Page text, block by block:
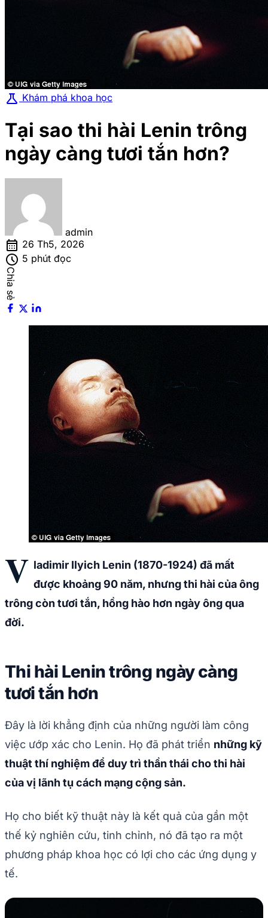
science Khám phá khoa học
Tại sao thi hài Lenin trông
ngày càng tươi tắn hơn?
admin
calendar_month 26 Th5, 2026
schedule 5 phút đọc
Chia sẻ
V ladimir Ilyich Lenin (1870-1924) đã mất
được khoảng 90 năm, nhưng thi hài của ông
trông còn tươi tắn, hồng hào hơn ngày ông qua
đời.
Thi hài Lenin trông ngày càng
tươi tắn hơn
Đây là lời khẳng định của những người làm công
việc ướp xác cho Lenin. Họ đã phát triển những kỹ
thuật thí nghiệm để duy trì thần thái cho thi hài
của vị lãnh tụ cách mạng cộng sản.
Họ cho biết kỹ thuật này là kết quả của gần một
thế kỷ nghiên cứu, tinh chỉnh, nó đã tạo ra một
phương pháp khoa học có lợi cho các ứng dụng y
tế.